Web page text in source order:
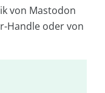
von Mastodon
Handle oder von